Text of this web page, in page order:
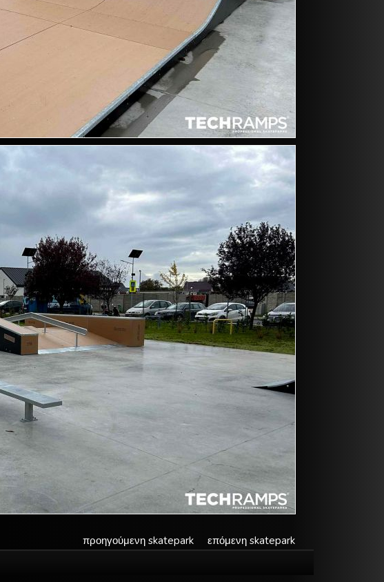
επόμενη skatepark
προηγούμενη skatepark